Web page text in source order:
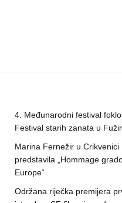
4. Međunarodni festival
Festival starih zanata u
Marina Fernežir u Crikvenici
predstavila „Hommage
Europe“
Održana riječka premijera